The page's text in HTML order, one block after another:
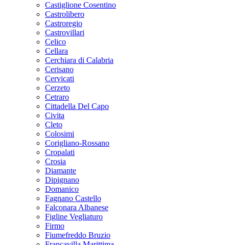
Castiglione Cosentino
Castrolibero
Castroregio
Castrovillari
Celico
Cellara
Cerchiara di Calabria
Cerisano
Cervicati
Cerzeto
Cetraro
Cittadella Del Capo
Civita
Cleto
Colosimi
Corigliano-Rossano
Cropalati
Crosia
Diamante
Dipignano
Domanico
Fagnano Castello
Falconara Albanese
Figline Vegliaturo
Firmo
Fiumefreddo Bruzio